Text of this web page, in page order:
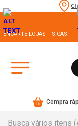
ENCARTE LOJAS FÍSICAS
Compra